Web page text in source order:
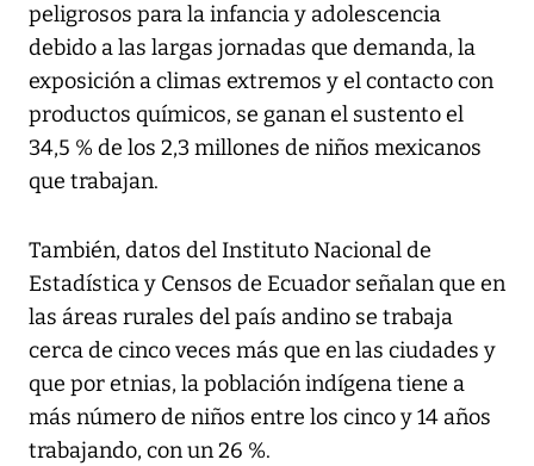
peligrosos para la infancia y adolescencia
debido a las largas jornadas que demanda, la
exposición a climas extremos y el contacto con
productos químicos, se ganan el sustento el
34,5 % de los 2,3 millones de niños mexicanos
que trabajan.
También, datos del Instituto Nacional de
Estadística y Censos de Ecuador señalan que en
las áreas rurales del país andino se trabaja
cerca de cinco veces más que en las ciudades y
que por etnias, la población indígena tiene a
más número de niños entre los cinco y 14 años
trabajando, con un 26 %.